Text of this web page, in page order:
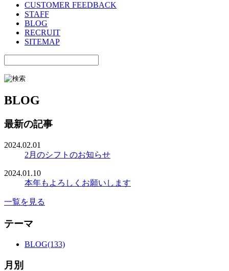
CUSTOMER FEEDBACK
STAFF
BLOG
RECRUIT
SITEMAP
BLOG
最新の記事
2024.02.01
2月のシフトのお知らせ
2024.01.10
本年もよろしくお願いします
一覧を見る
テーマ
BLOG(133)
月別